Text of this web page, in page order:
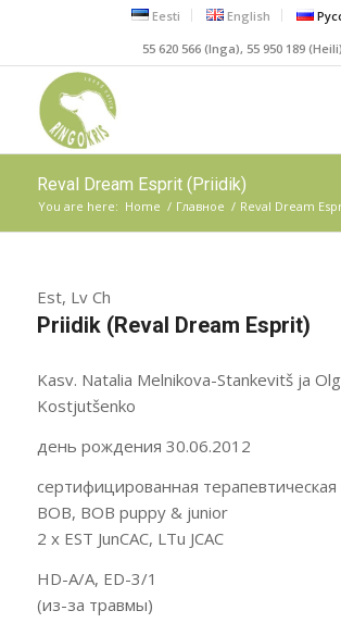
Eesti English
55 620 566 (Inga), 55 950 189 (Heili)
Reval Dream Esprit (Priidik)
You are here: Home / Главное / Reval Dream
Est, Lv Ch
Priidik (Reval Dream Esprit)
Kasv. Natalia Melnikova-Stankevitš ja
Kostjutšenko
день рождения 30.06.2012
сертифицированная терапевтическая
BOB, BOB puppy & junior
2 x EST JunCAC, LTu JCAC
HD-A/A, ED-3/1
(из-за травмы)